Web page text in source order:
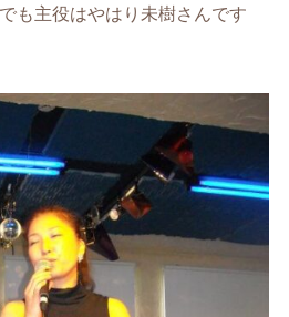
も主役はやはり未樹さんです